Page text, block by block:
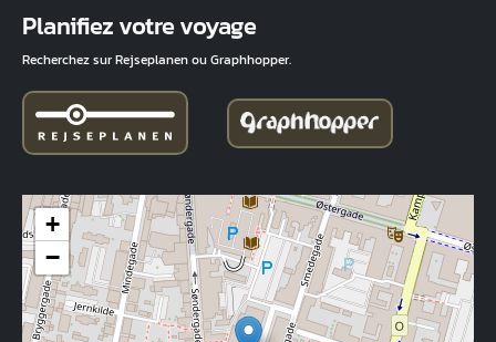
Planifiez votre voyage
Recherchez sur Rejseplanen ou Graphhopper.
+
−